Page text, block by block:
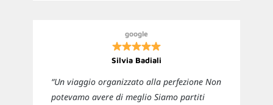
google
Silvia Badiali
“Un viaggio organizzato alla perfezione Non
potevamo avere di meglio Siamo partiti